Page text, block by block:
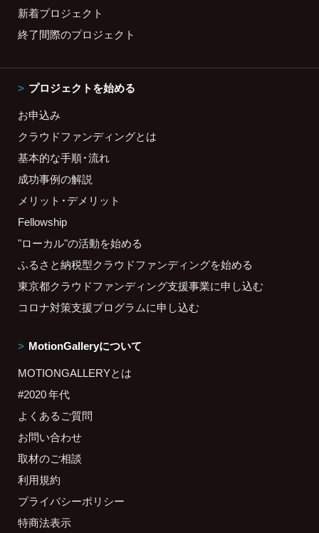
新着プロジェクト
終了間際のプロジェクト
プロジェクトを始める
お申込み
クラウドファンディングとは
基本的な手順・流れ
成功事例の解説
メリット・デメリット
Fellowship
"ローカル"の活動を始める
ふるさと納税型クラウドファンディングを始める
東京都クラウドファンディング支援事業に申し込む
コロナ対策支援プログラムに申し込む
MotionGalleryについて
MOTIONGALLERYとは
#2020 年代
よくあるご質問
お問い合わせ
取材のご相談
利用規約
プライバシーポリシー
特商法表示